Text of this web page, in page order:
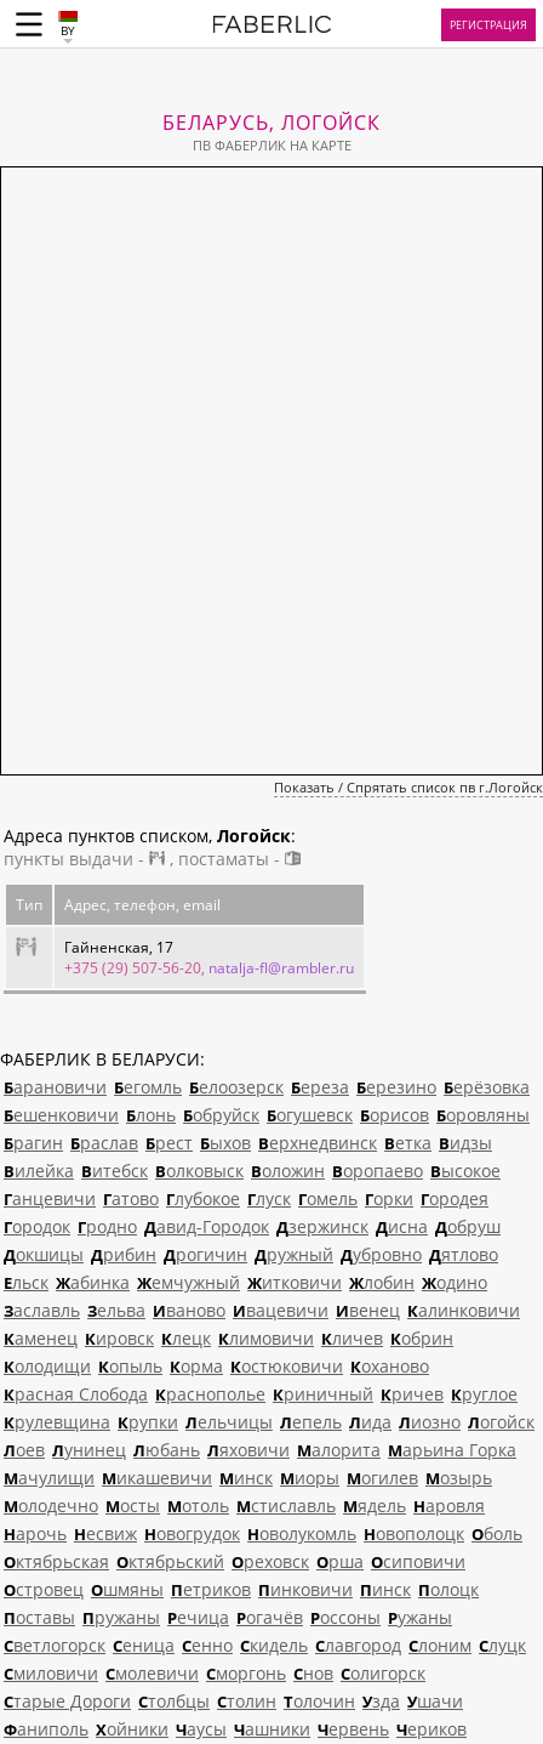
BY РЕГИСТРАЦИЯ
БЕЛАРУСЬ, ЛОГОЙСК
ПВ ФАБЕРЛИК НА КАРТЕ
Показать / Спрятать список пв г.Логойск
Адреса пунктов списком, Логойск:
пункты выдачи -
, постаматы -
Тип Адрес, телефон, email
Гайненская, 17
+375 (29) 507-56-20, natalja-fl@rambler.ru
ФАБЕРЛИК В БЕЛАРУСИ:
Барановичи
Бегомль Белоозерск Береза Березино
Берёзовка
Бешенковичи
Блонь Бобруйск Богушевск Борисов
Боровляны
Брагин
Браслав Брест Быхов Верхнедвинск Ветка
Видзы
Вилейка
Витебск Волковыск Воложин Воропаево
Высокое
Ганцевичи
Гатово Глубокое Глуск Гомель Горки
Городея
Городок
Гродно Давид-Городок Дзержинск Дисна
Добруш
Докшицы
Дрибин Дрогичин Дружный Дубровно
Дятлово
Ельск
Жабинка Жемчужный Житковичи Жлобин
Жодино
Заславль
Зельва Иваново Ивацевичи Ивенец
Калинковичи
Каменец
Кировск Клецк Климовичи Кличев
Кобрин
Колодищи
Копыль Корма Костюковичи
Коханово
Красная Слобода
Краснополье Криничный Кричев
Круглое
Крулевщина
Крупки Лельчицы Лепель Лида Лиозно
Логойск
Лоев
Лунинец Любань Ляховичи Малорита
Марьина Горка
Мачулищи
Микашевичи Минск Миоры Могилев
Мозырь
Молодечно
Мосты Мотоль Мстиславль Мядель
Наровля
Нарочь
Несвиж Новогрудок Новолукомль Новополоцк
Оболь
Октябрьская
Октябрьский Ореховск Орша
Осиповичи
Островец
Ошмяны Петриков Пинковичи Пинск
Полоцк
Поставы
Пружаны Речица Рогачёв Россоны
Ружаны
Светлогорск
Сеница Сенно Скидель Славгород Слоним
Слуцк
Смиловичи
Смолевичи Сморгонь Снов
Солигорск
Старые Дороги
Столбцы Столин Толочин Узда
Ушачи
Фаниполь
Хойники Чаусы Чашники Червень
Чериков